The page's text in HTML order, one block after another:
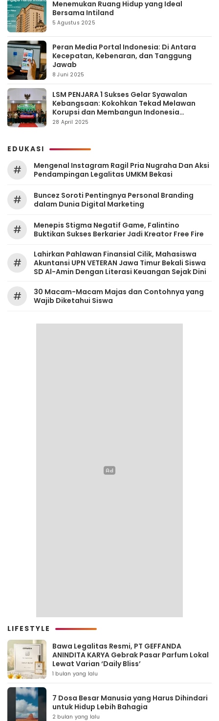
Menemukan Ruang Hidup yang Ideal
Bersama Intiland
5 Agustus 2025
Peran Media Portal Indonesia: Di Antara
Kecepatan, Kebenaran, dan Tanggung
Jawab
8 Juni 2025
LSM PENJARA 1 Sukses Gelar Syawalan
Kebangsaan: Kokohkan Tekad Melawan
Korupsi dan Membangun Indonesia
Berintegritas
28 April 2025
EDUKASI
#
Mengenal Instagram Ragil Pria Nugraha Dan Aksi
Pendampingan Legalitas UMKM Bekasi
#
‎Buncez Soroti Pentingnya Personal Branding
dalam Dunia Digital Marketing
#
Menepis Stigma Negatif Game, Falintino
Buktikan Sukses Berkarier Jadi Kreator Free Fire
#
Lahirkan Pahlawan Finansial Cilik, Mahasiswa
Akuntansi UPN VETERAN Jawa Timur Bekali Siswa
SD Al-Amin Dengan Literasi Keuangan Sejak Dini
#
30 Macam-Macam Majas dan Contohnya yang
Wajib Diketahui Siswa
LIFESTYLE
Bawa Legalitas Resmi, PT GEFFANDA
ANINDITA KARYA Gebrak Pasar Parfum Lokal
Lewat Varian ‘Daily Bliss’
1 bulan yang lalu
7 Dosa Besar Manusia yang Harus Dihindari
untuk Hidup Lebih Bahagia
2 bulan yang lalu